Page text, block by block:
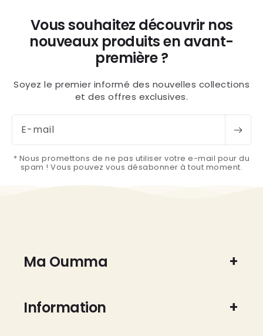
Vous souhaitez découvrir nos
nouveaux produits en avant-
première ?
Soyez le premier informé des nouvelles collections
et des offres exclusives.
E-mail
* Nous promettons de ne pas utiliser votre e-mail pour du
spam ! Vous pouvez vous désabonner à tout moment.
Ma Oumma
Information